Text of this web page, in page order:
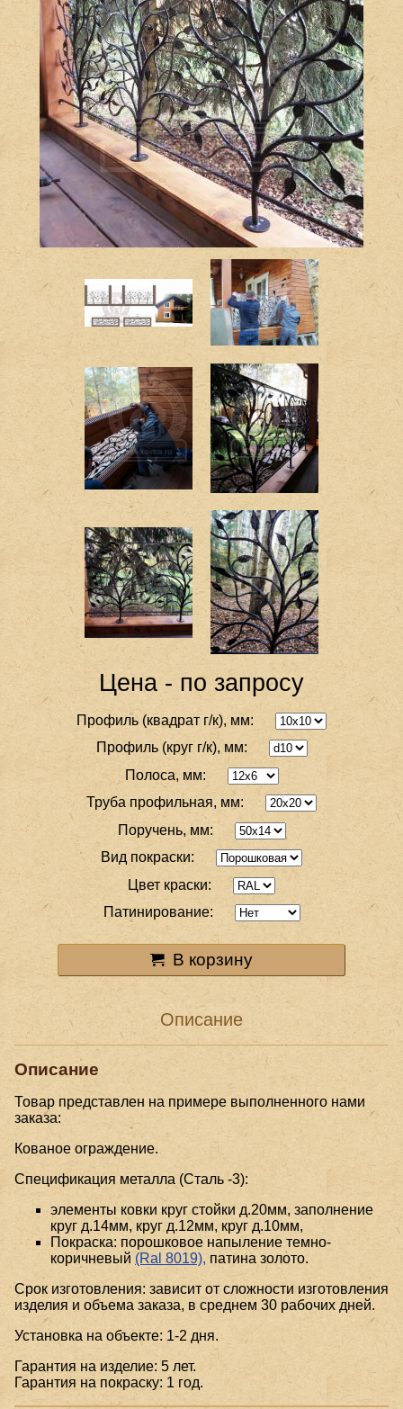
Цена - по запросу
Профиль (квадрат г/к), мм:
Профиль (круг г/к), мм:
Полоса, мм:
Труба профильная, мм:
Поручень, мм:
Вид покраски:
Цвет краски:
Патинирование:
В корзину
Описание
Описание
Товар представлен на примере выполненного нами
заказа:
Кованое ограждение.
Спецификация металла (Сталь -3):
элементы ковки круг стойки д.20мм, заполнение
круг д.14мм, круг д.12мм, круг д.10мм,
Покраска: порошковое напыление темно-
коричневый (Ral 8019), патина золото.
Срок изготовления: зависит от сложности изготовления
изделия и объема заказа, в среднем 30 рабочих дней.
Установка на объекте: 1-2 дня.
Гарантия на изделие: 5 лет.
Гарантия на покраску: 1 год.